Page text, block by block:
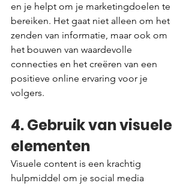
en je helpt om je marketingdoelen te
bereiken. Het gaat niet alleen om het
zenden van informatie, maar ook om
het bouwen van waardevolle
connecties en het creëren van een
positieve online ervaring voor je
volgers.
4. Gebruik van visuele
elementen
Visuele content is een krachtig
hulpmiddel om je social media